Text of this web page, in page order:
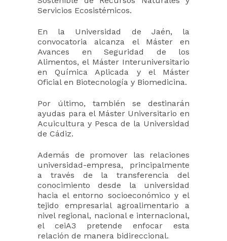
Servicios Ecosistémicos.
En la Universidad de Jaén, la
convocatoria alcanza el Máster en
Avances en Seguridad de los
Alimentos, el Máster Interuniversitario
en Química Aplicada y el Máster
Oficial en Biotecnología y Biomedicina.
Por último, también se destinarán
ayudas para el Máster Universitario en
Acuicultura y Pesca de la Universidad
de Cádiz.
Además de promover las relaciones
universidad-empresa, principalmente
a través de la transferencia del
conocimiento desde la universidad
hacia el entorno socioeconómico y el
tejido empresarial agroalimentario a
nivel regional, nacional e internacional,
el ceiA3 pretende enfocar esta
relación de manera bidireccional.